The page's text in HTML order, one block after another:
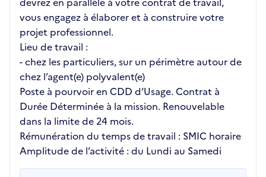
vous engagez à élaborer et à construire votre
projet professionnel.
Lieu de travail :
- chez les particuliers, sur un périmètre autour de
chez l’agent(e) polyvalent(e)
Poste à pourvoir en CDD d’Usage. Contrat à
Durée Déterminée à la mission. Renouvelable
dans la limite de 24 mois.
Rémunération du temps de travail : SMIC horaire
Amplitude de l’activité : du Lundi au Samedi